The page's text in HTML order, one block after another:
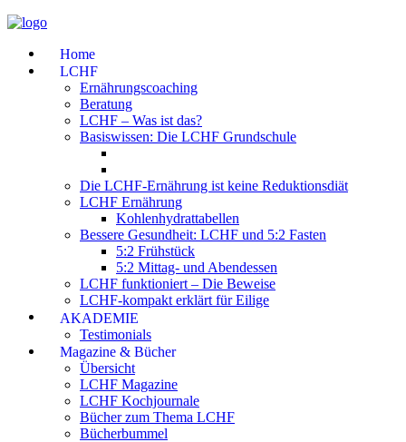
Home
LCHF
Ernährungscoaching
Beratung
LCHF – Was ist das?
Basiswissen: Die LCHF Grundschule
Die LCHF-Ernährung ist keine Reduktionsdiät
LCHF Ernährung
Kohlenhydrattabellen
Bessere Gesundheit: LCHF und 5:2 Fasten
5:2 Frühstück
5:2 Mittag- und Abendessen
LCHF funktioniert – Die Beweise
LCHF-kompakt erklärt für Eilige
AKADEMIE
Testimonials
Magazine & Bücher
Übersicht
LCHF Magazine
LCHF Kochjournale
Bücher zum Thema LCHF
Bücherbummel